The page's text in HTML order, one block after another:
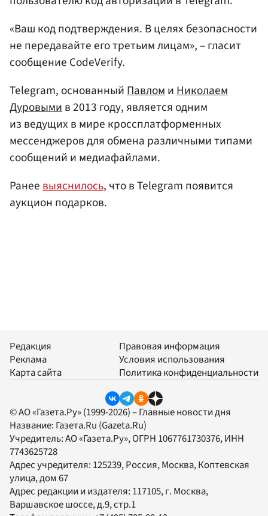
«Ваш код подтверждения. В целях безопасности
не передавайте его третьим лицам», – гласит
сообщение CodeVerify.
Telegram, основанныйПавломиНиколаем
Дуровымив 2013 году, является одним
из ведущих в мире кроссплатформенных
мессенджеров для обмена различными типами
сообщений и медиафайлами.
Ранеевыяснилось, что в Telegram появится
аукцион подарков.
Редакция
Реклама
Карта сайта
Правовая информация
Условия использования
Политика конфиденциальности
© АО «Газета.Ру» (1999-2026) – Главные новости дня
Название: Газета.Ru (Gazeta.Ru)
Учредитель:АО «Газета.Ру», ОГРН 1067761730376, ИНН
7743625728
Адрес учредителя: 125239, Россия, Москва, Коптевская
улица, дом 67
Адрес редакции и издателя: 117105, г. Москва,
Варшавское шоссе, д.9, стр.1